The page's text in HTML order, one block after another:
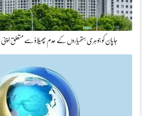
جاپان کو جوہری ہتھیاروں کے عدم پھیلاؤ سے متعلق اپنی